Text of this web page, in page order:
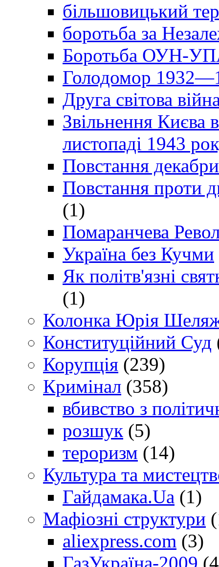
більшовицький
боротьба за
Боротьба ОУН-УПА
Голодомор
Друга світова
Звільнення Києва
листопаді 1943
Повстання
Повстання проти
(1)
Помаранчева
Україна без Кучми
Як політв'язні
(1)
Колонка Юрія
Конституційний Суд
Корупція (239)
Кримінал (358)
вбивство з
розшук (5)
тероризм (14)
Культура та
Гайдамака.Ua (1)
Мафіозні структури
aliexpress.com (3)
ГазУкраїна-2009